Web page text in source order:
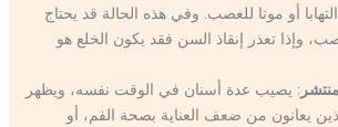
أو موتا للعصب. وفي هذه الحالة قد يحتاج
وإذا تعذر إنقاذ السن فقد يكون الخلع هو
: يصيب عدة أسنان في الوقت نفسه، ويظهر
يعانون من ضعف العناية بصحة الفم، أو